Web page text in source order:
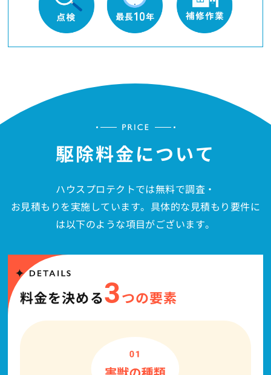
駆除料金について
ハウスプロテクトでは無料で調査・
お見積もりを実施しています。具体的な見積もり要件に
は以下のような項目がございます。
料金を決める3つの要素